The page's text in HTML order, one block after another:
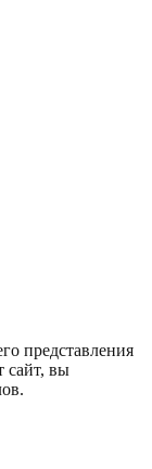
представления
сайт, вы